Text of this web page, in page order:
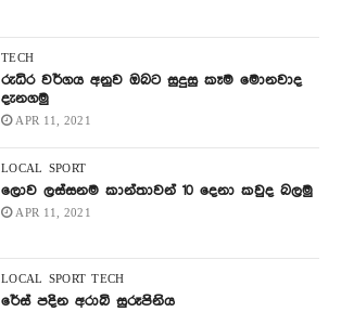
TECH
රුධිර වර්ගය අනුව ඔබට සුදුසු කෑම මොනවාද
දැනගමු
APR 11, 2021
LOCAL SPORT
ලොව ලස්සනම කාන්තාවන් 10 දෙනා කවුද බලමු
APR 11, 2021
LOCAL SPORT TECH
රේස් පදින අරාබි සුරූපිනිය